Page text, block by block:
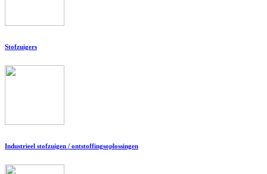
Stofzuigers
Industrieel stofzuigen / ontstoffingsoplossingen